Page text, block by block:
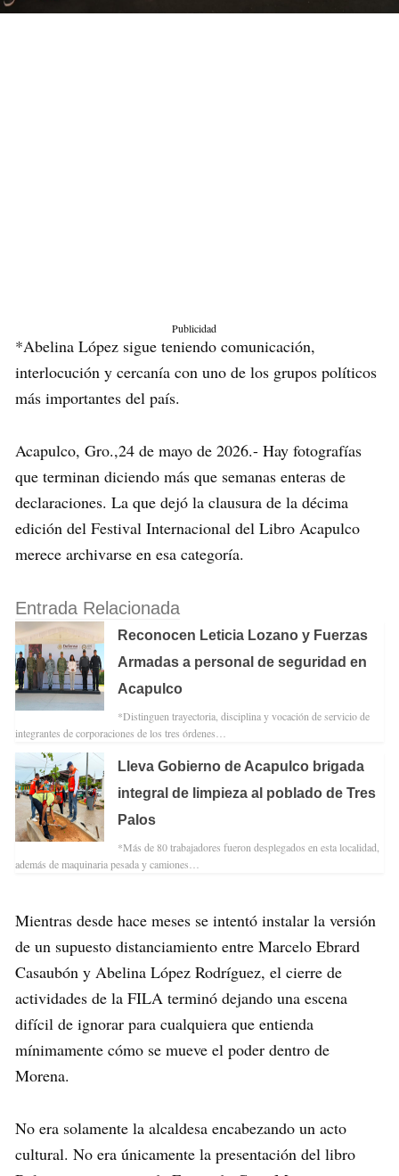
Publicidad
*Abelina López sigue teniendo comunicación,
interlocución y cercanía con uno de los grupos políticos
más importantes del país.
Acapulco, Gro.,24 de mayo de 2026.- Hay fotografías
que terminan diciendo más que semanas enteras de
declaraciones. La que dejó la clausura de la décima
edición del Festival Internacional del Libro Acapulco
merece archivarse en esa categoría.
Entrada Relacionada
Reconocen Leticia Lozano y Fuerzas
Armadas a personal de seguridad en
Acapulco
*Distinguen trayectoria, disciplina y vocación de servicio de
integrantes de corporaciones de los tres órdenes…
Lleva Gobierno de Acapulco brigada
integral de limpieza al poblado de Tres
Palos
*Más de 80 trabajadores fueron desplegados en esta localidad,
además de maquinaria pesada y camiones…
Mientras desde hace meses se intentó instalar la versión
de un supuesto distanciamiento entre Marcelo Ebrard
Casaubón y Abelina López Rodríguez, el cierre de
actividades de la FILA terminó dejando una escena
difícil de ignorar para cualquiera que entienda
mínimamente cómo se mueve el poder dentro de
Morena.
No era solamente la alcaldesa encabezando un acto
cultural. No era únicamente la presentación del libro